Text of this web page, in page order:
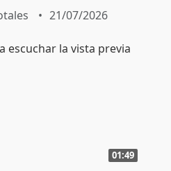
21/07/2026
01:49